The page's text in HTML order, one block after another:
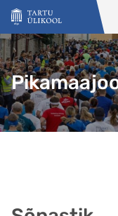
Liigu edasi põhisisu